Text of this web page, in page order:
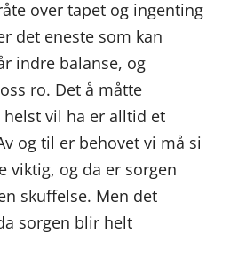
over tapet og ingenting
det eneste som kan
indre balanse, og
ro. Det å måtte
vil ha er alltid et
og til er behovet vi må si
viktig, og da er sorgen
skuffelse. Men det
sorgen blir helt